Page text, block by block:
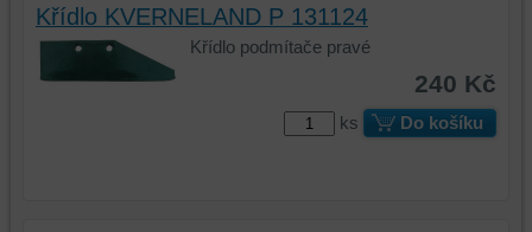
Křídlo KVERNELAND P 131124
Křídlo podmítače pravé
240 Kč
ks Do košíku
úložiště
prohlížeče),
bylo
úložiště
prohlížeče),
mohli